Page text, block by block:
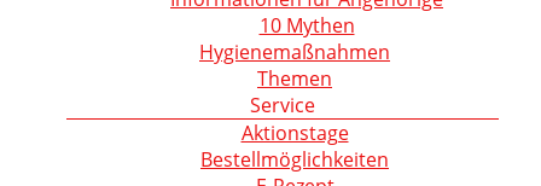
10 Mythen
Hygienemaßnahmen
Themen
Service
Aktionstage
Bestellmöglichkeiten